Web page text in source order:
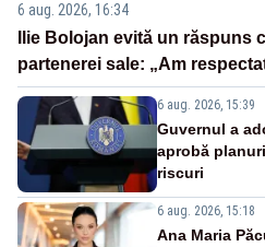
6 aug. 2026, 16:34
Ilie Bolojan evită un răspuns
partenerei sale: „Am
6 aug. 2026, 15:39
Guvernul a
aprobă
riscuri
6 aug. 2026, 15:18
Ana Maria